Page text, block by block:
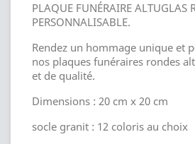
PLAQUE FUNÉRAIRE ALTUGLAS
PERSONNALISABLE.
Rendez un hommage unique et
nos plaques funéraires rondes
et de qualité.
Dimensions : 20 cm x 20 cm
socle granit : 12 coloris au choix